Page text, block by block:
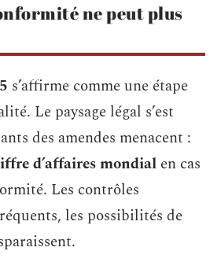
ne peut plus
s’affirme comme une étape
Le paysage légal s’est
des amendes menacent :
d’affaires mondial en cas
Les contrôles
les possibilités de